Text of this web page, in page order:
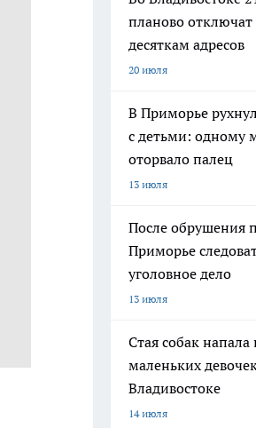
планово отключат
десяткам адресов
20 июля
В Приморье
с детьми: одному
оторвало палец
13 июля
После обрушения
Приморье
уголовное дело
13 июля
Стая собак напала
маленьких
Владивостоке
14 июля